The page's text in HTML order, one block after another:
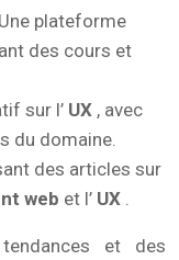
plateforme
des cours et
sur l’ UX , avec
du domaine.
des articles sur
web et l’ UX .
et des